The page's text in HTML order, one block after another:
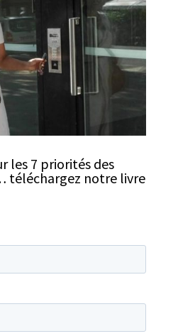
les 7 priorités des
téléchargez notre livre